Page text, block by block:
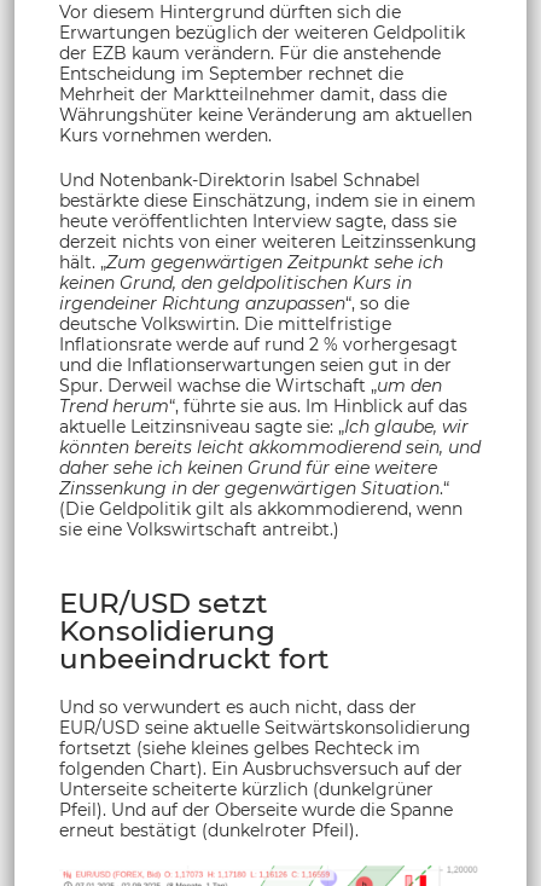
Vor diesem Hintergrund dürften sich die
Erwartungen bezüglich der weiteren Geldpolitik
der EZB kaum verändern. Für die anstehende
Entscheidung im September rechnet die
Mehrheit der Marktteilnehmer damit, dass die
Währungshüter keine Veränderung am aktuellen
Kurs vornehmen werden.
Und Notenbank-Direktorin Isabel Schnabel
bestärkte diese Einschätzung, indem sie in einem
heute veröffentlichten Interview sagte, dass sie
derzeit nichts von einer weiteren Leitzinssenkung
hält. „Zum gegenwärtigen Zeitpunkt sehe ich
keinen Grund, den geldpolitischen Kurs in
irgendeiner Richtung anzupassen“, so die
deutsche Volkswirtin. Die mittelfristige
Inflationsrate werde auf rund 2 % vorhergesagt
und die Inflationserwartungen seien gut in der
Spur. Derweil wachse die Wirtschaft „um den
Trend herum“, führte sie aus. Im Hinblick auf das
aktuelle Leitzinsniveau sagte sie: „Ich glaube, wir
könnten bereits leicht akkommodierend sein, und
daher sehe ich keinen Grund für eine weitere
Zinssenkung in der gegenwärtigen Situation.“
(Die Geldpolitik gilt als akkommodierend, wenn
sie eine Volkswirtschaft antreibt.)
EUR/USD setzt
Konsolidierung
unbeeindruckt fort
Und so verwundert es auch nicht, dass der
EUR/USD seine aktuelle Seitwärtskonsolidierung
fortsetzt (siehe kleines gelbes Rechteck im
folgenden Chart). Ein Ausbruchsversuch auf der
Unterseite scheiterte kürzlich (dunkelgrüner
Pfeil). Und auf der Oberseite wurde die Spanne
erneut bestätigt (dunkelroter Pfeil).